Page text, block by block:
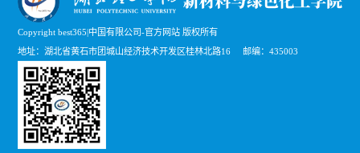
Copyright best365|中国有限公司-官方网站 版权所有
地址：湖北省黄石市团城山经济技术开发区桂林北路16 邮编：435003